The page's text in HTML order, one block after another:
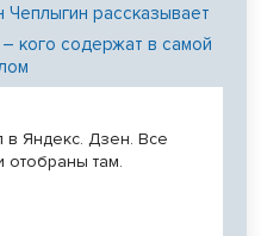
Чеплыгин рассказывает
кого содержат в самой
Яндекс. Дзен. Все
отобраны там.